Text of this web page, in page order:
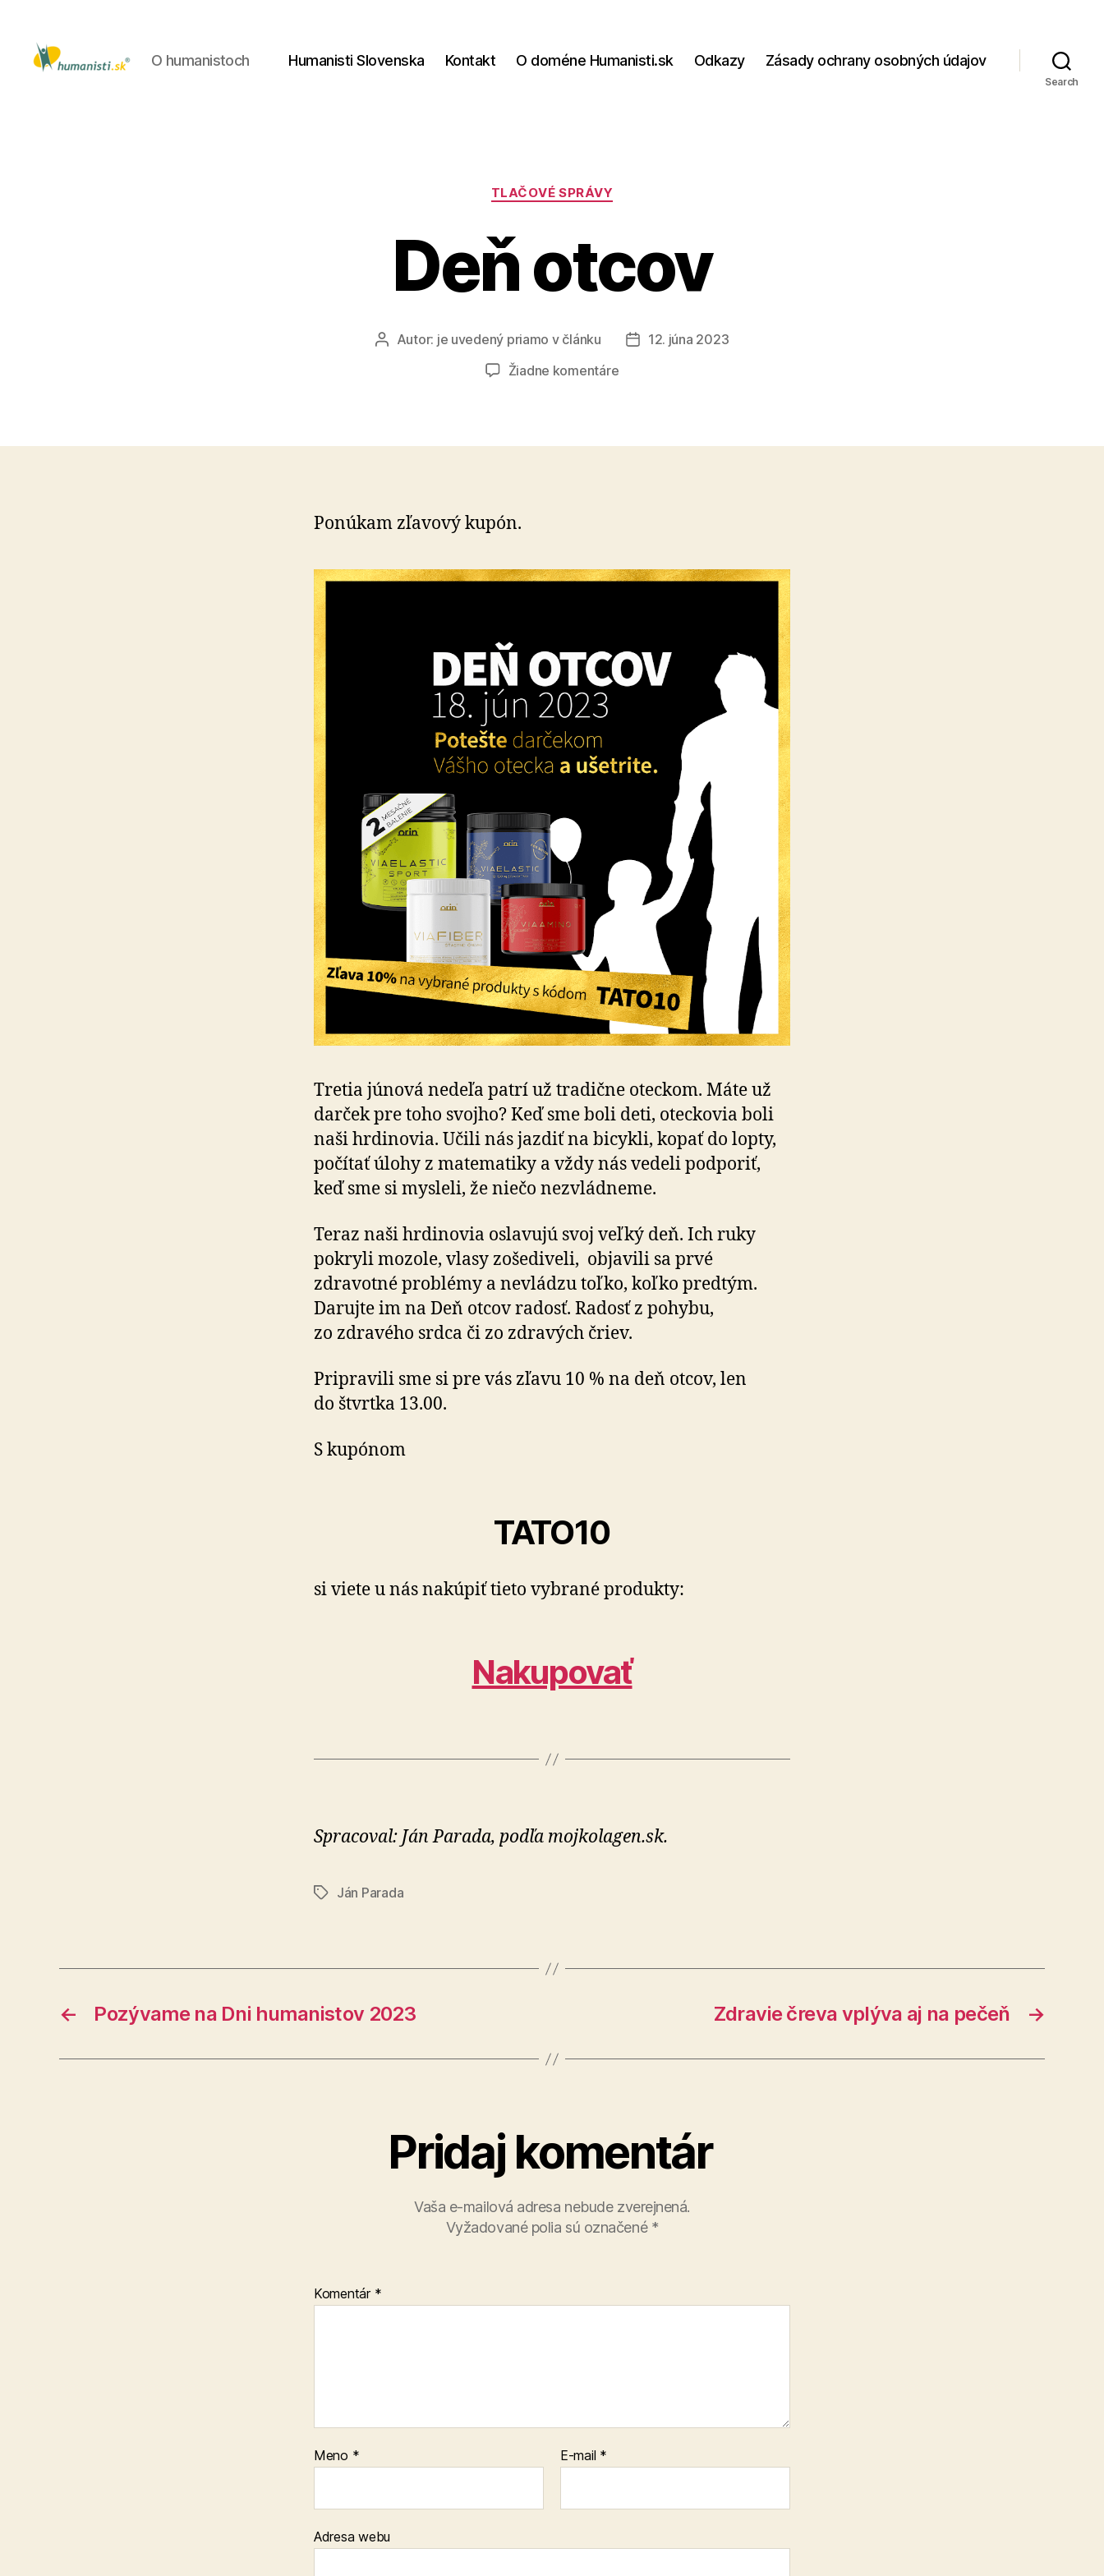
O humanistoch Humanisti Slovenska Kontakt O doméne Humanisti.sk Odkazy Zásady ochrany osobných údajov
Search
Kategórie
TLAČOVÉ SPRÁVY
Deň otcov
AutorAutor: je uvedený priamo v článku
Dátum
12. júna 2023
Žiadne komentárena
Ponúkam zľavový kupón.
Tretia júnová nedeľa patrí už tradične oteckom. Máte už
darček pre toho svojho? Keď sme boli deti, oteckovia boli
naši hrdinovia. Učili nás jazdiť na bicykli, kopať do lopty,
počítať úlohy z matematiky a vždy nás vedeli podporiť,
keď sme si mysleli, že niečo nezvládneme.
Teraz naši hrdinovia oslavujú svoj veľký deň. Ich ruky
pokryli mozole, vlasy zošediveli, objavili sa prvé
zdravotné problémy a nevládzu toľko, koľko predtým.
Darujte im na Deň otcov radosť. Radosť z pohybu,
zo zdravého srdca či zo zdravých čriev.
Pripravili sme si pre vás zľavu 10 % na deň otcov, len
do štvrtka 13.00.
S kupónom
TATO10
si viete u nás nakúpiť tieto vybrané produkty:
Nakupovať
Spracoval: Ján Parada, podľa mojkolagen.sk.
ZnačkyJán Parada
← Pozývame na Dni humanistov 2023 →
Zdravie čreva vplýva aj na pečeň
Pridaj komentár
Vaša e-mailová adresa nebude zverejnená.
Vyžadované polia sú označené *
Komentár *
Meno * E-mail *
Adresa webu